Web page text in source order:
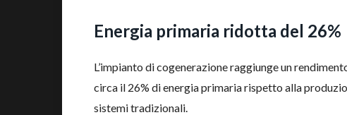
Energia primaria ridotta del 26%
L’impianto di cogenerazione raggiunge un
circa il 26% di energia primaria rispetto alla
sistemi tradizionali.